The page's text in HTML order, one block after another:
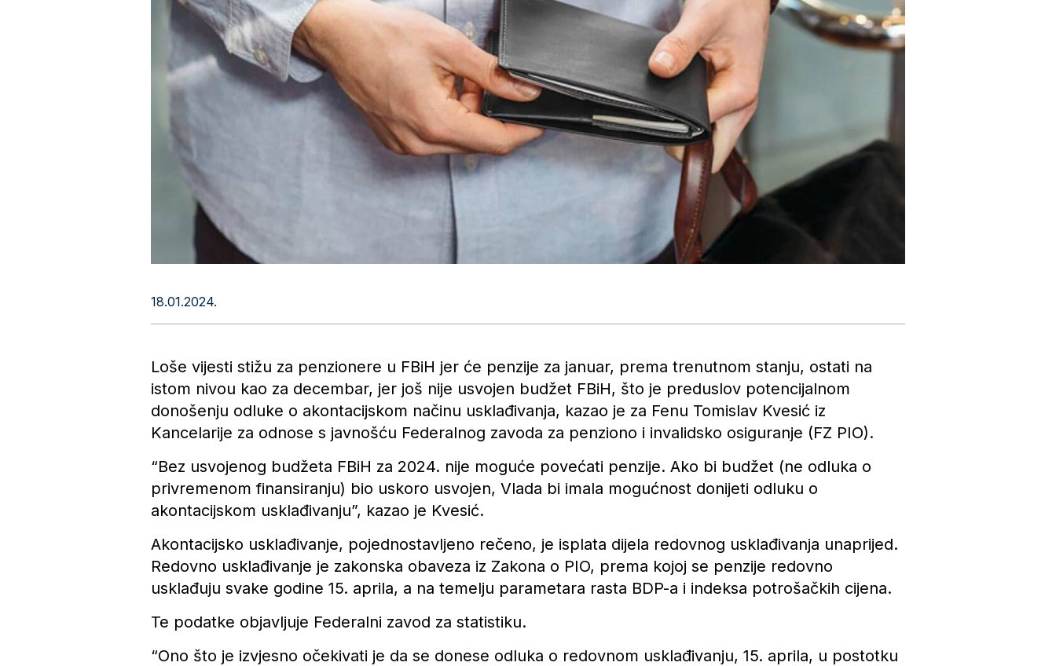
18.01.2024.
Loše vijesti stižu za penzionere u FBiH jer će penzije za januar, prema trenutnom stanju, ostati na
istom nivou kao za decembar, jer još nije usvojen budžet FBiH, što je preduslov potencijalnom
donošenju odluke o akontacijskom načinu usklađivanja, kazao je za Fenu Tomislav Kvesić iz
Kancelarije za odnose s javnošću Federalnog zavoda za penziono i invalidsko osiguranje (FZ PIO).
“Bez usvojenog budžeta FBiH za 2024. nije moguće povećati penzije. Ako bi budžet (ne odluka o
privremenom finansiranju) bio uskoro usvojen, Vlada bi imala mogućnost donijeti odluku o
akontacijskom usklađivanju”, kazao je Kvesić.
Akontacijsko usklađivanje, pojednostavljeno rečeno, je isplata dijela redovnog usklađivanja unaprijed.
Redovno usklađivanje je zakonska obaveza iz Zakona o PIO, prema kojoj se penzije redovno
usklađuju svake godine 15. aprila, a na temelju parametara rasta BDP-a i indeksa potrošačkih cijena.
Te podatke objavljuje Federalni zavod za statistiku.
“Ono što je izvjesno očekivati je da se donese odluka o redovnom usklađivanju, 15. aprila, u postotku